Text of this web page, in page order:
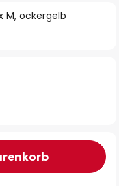
M, ockergelb